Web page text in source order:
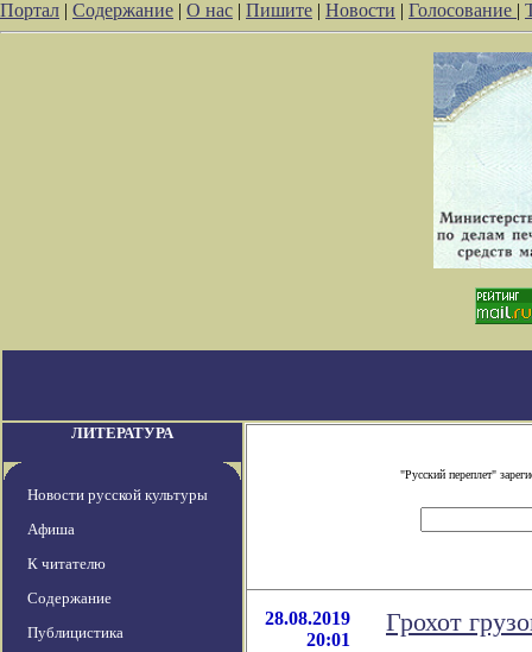
Портал | Содержание | О нас | Пишите | Новости | Голосование |
ЛИТЕРАТУРА
Новости русской культуры
Афиша
К читателю
Содержание
Публицистика
"Русский переплет"
28.08.2019
20:01
Грохот